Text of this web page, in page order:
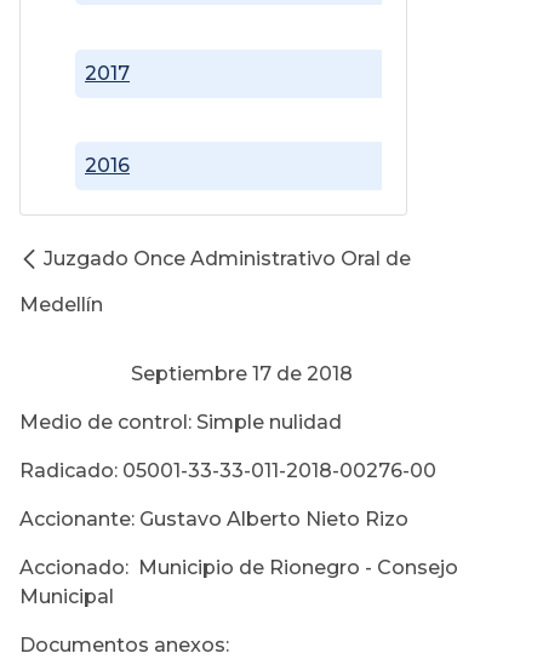
2016
2017
Juzgado Once Administrativo Oral de
Medellín
Septiembre 17 de 2018
Medio de control: Simple nulidad
Radicado: 05001-33-33-011-2018-00276-00
Accionante: Gustavo Alberto Nieto Rizo
Accionado: Municipio de Rionegro - Consejo
Municipal
Documentos anexos: